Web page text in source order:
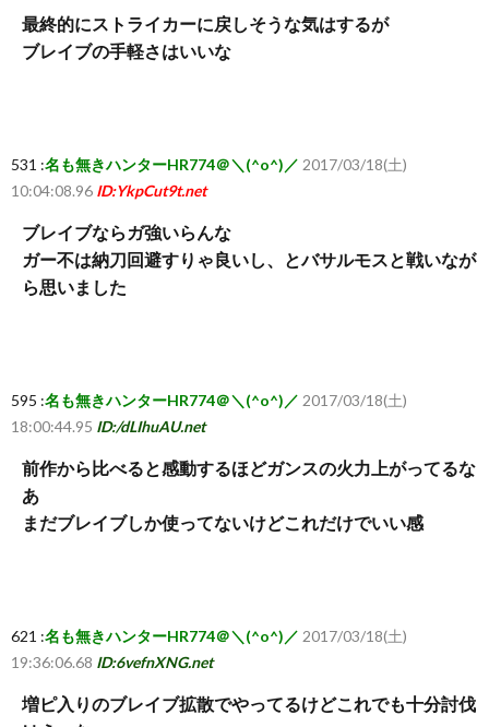
ら
最終的にストライカーに戻しそうな気はするが
ブレイブの手軽さはいいな
531 :名も無きハンターHR774＠＼(^o^)／ 2017/03/18(土)
10:04:08.96 ID:YkpCut9t.net
ブレイブならガ強いらんな
ガー不は納刀回避すりゃ良いし、とバサルモスと戦いなが
ら思いました
595 :名も無きハンターHR774＠＼(^o^)／ 2017/03/18(土)
18:00:44.95 ID:/dLIhuAU.net
前作から比べると感動するほどガンスの火力上がってるな
あ
まだブレイブしか使ってないけどこれだけでいい感
621 :名も無きハンターHR774＠＼(^o^)／ 2017/03/18(土)
19:36:06.68 ID:6vefnXNG.net
増ピ入りのブレイブ拡散でやってるけどこれでも十分討伐